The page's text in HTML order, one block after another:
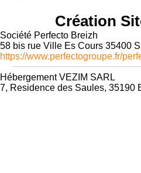
Création
Société Perfecto Breizh
58 bis rue Ville Es Cours 35400
https://www.perfectogroupe.fr/
Hébergement VEZIM SARL
7, Residence des Saules, 35190